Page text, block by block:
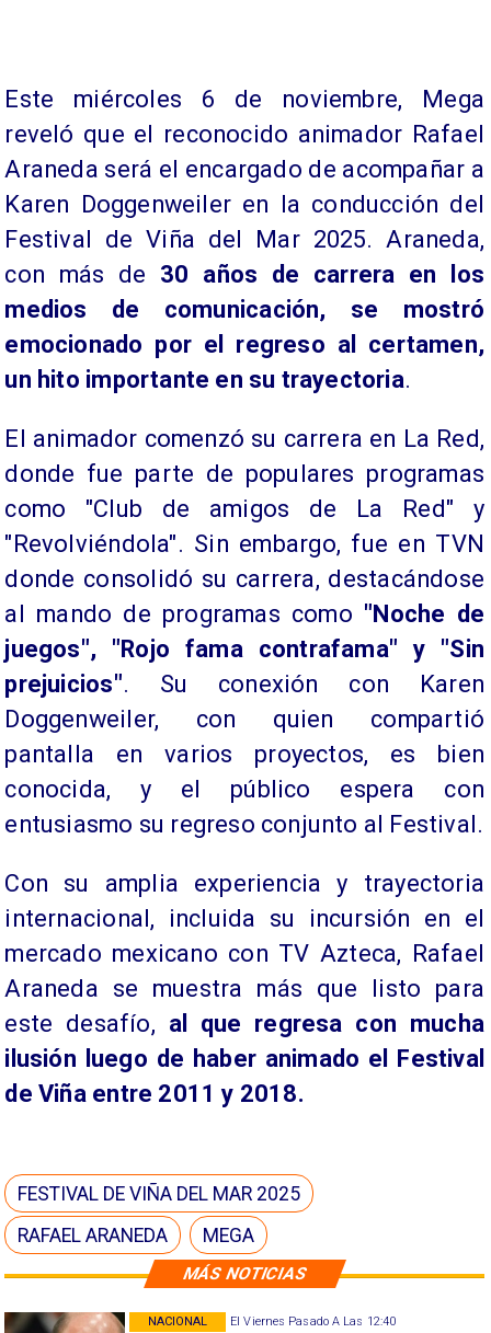
MÁS NOTICIAS
El Viernes Pasado A Las 12:40
NACIONAL
Este miércoles 6 de noviembre, Mega
reveló que el reconocido animador Rafael
Araneda será el encargado de acompañar a
Karen Doggenweiler en la conducción del
Festival de Viña del Mar 2025. Araneda,
con más de 30 años de carrera en los
medios de comunicación, se mostró
emocionado por el regreso al certamen,
un hito importante en su trayectoria.
El animador comenzó su carrera en La Red,
donde fue parte de populares programas
como "Club de amigos de La Red" y
"Revolviéndola". Sin embargo, fue en TVN
donde consolidó su carrera, destacándose
al mando de programas como "Noche de
juegos", "Rojo fama contrafama" y "Sin
prejuicios". Su conexión con Karen
Doggenweiler, con quien compartió
pantalla en varios proyectos, es bien
conocida, y el público espera con
entusiasmo su regreso conjunto al Festival.
Con su amplia experiencia y trayectoria
internacional, incluida su incursión en el
mercado mexicano con TV Azteca, Rafael
Araneda se muestra más que listo para
este desafío, al que regresa con mucha
ilusión luego de haber animado el Festival
de Viña entre 2011 y 2018.
FESTIVAL DE VIÑA DEL MAR 2025
RAFAEL ARANEDA
MEGA